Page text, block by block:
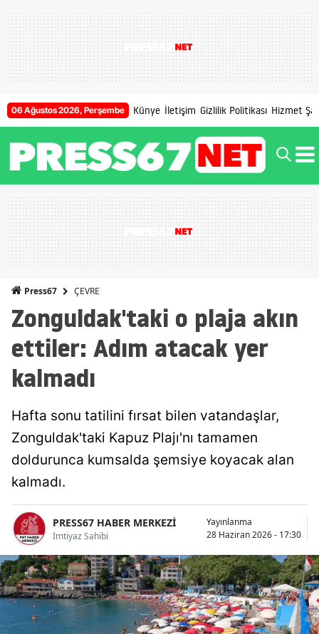
06 Ağustos 2026, Perşembe Künye İletişim Gizlilik Politikası Hizmet
Press67 ÇEVRE
Zonguldak'taki o plaja akın
ettiler: Adım atacak yer
kalmadı
Hafta sonu tatilini fırsat bilen vatandaşlar,
Zonguldak'taki Kapuz Plajı'nı tamamen
doldurunca kumsalda şemsiye koyacak alan
kalmadı.
PRESS67 HABER MERKEZİ
İmtiyaz Sahibi
Yayınlanma
28 Haziran 2026 - 17:30